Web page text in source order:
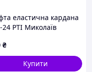
еластична кардана
24 РТІ Миколаїв
₴
Купити